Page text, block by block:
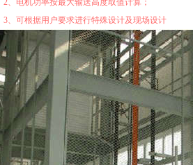
机功率按最大输送高度取值计算；
根据用户要求进行特殊设计及现场设计